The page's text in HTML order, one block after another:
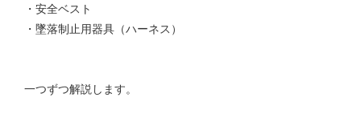
・安全ベスト
・墜落制止用器具（ハーネス）
一つずつ解説します。